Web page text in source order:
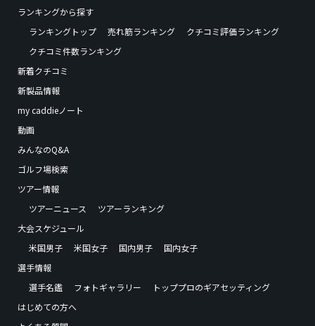
ランキングから探す
ランキングトップ
売れ筋ランキング
クチコミ評価ランキング
クチコミ件数ランキング
新着クチコミ
新製品情報
my caddieノート
動画
みんなのQ&A
ゴルフ場検索
ツアー情報
ツアーニュース
ツアーランキング
大会スケジュール
米国男子
米国女子 国内男子
国内女子
選手情報
選手名鑑
フォトギャラリー
トッププロのギアセッティング
はじめての方へ